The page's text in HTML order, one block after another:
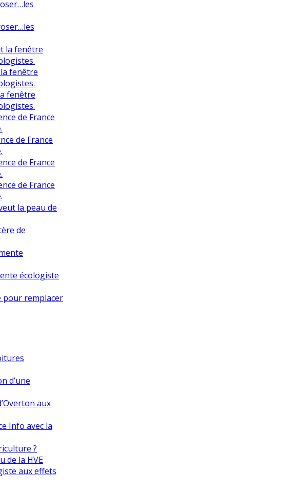
la fenêtre
fenêtre
fenêtre
de France
de France
de France
de France
la peau de
de
écologiste
pour remplacer
d’une
aux
Info avec la
?
de la HVE
aux effets